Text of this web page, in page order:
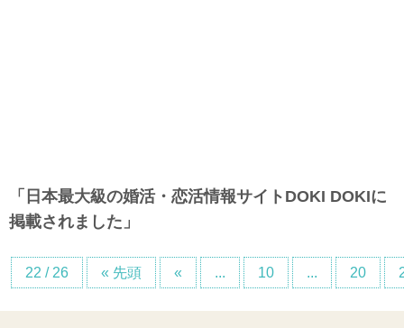
「日本最大級の婚活・恋活情報サイトDOKI DOKIに
掲載されました」
22 / 26 « 先頭 « ... 10 ... 20